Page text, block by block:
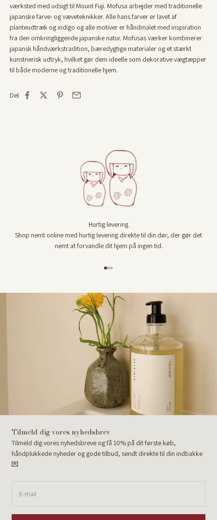
værksted med udsigt til Mount Fuji. Mofusa arbejder med traditionelle
japanske farve- og væveteknikker. Alle hans farver er lavet af
planteudtræk og indigo og alle motiver er håndmalet med inspiration
fra den omkringliggende japanske natur. Mofusas værker kombinerer
japansk håndværkstradition, bæredygtige materialer og et stærkt
kunstnerisk udtryk, hvilket gør dem ideelle som dekorative vægtæpper
til både moderne og traditionelle hjem.
Del
Hurtig levering
Shop nemt online med hurtig levering direkte til din dør, der gør det
nemt at forvandle dit hjem på ingen tid.
Tilmeld dig vores nyhedsbrev
Tilmeld dig vores nyhedsbreve og få 10% på dit første køb,
håndplukkede nyheder og gode tilbud, sendt direkte til din indbakke
💌
E-mail
Få 10% på din første ordre
hos Sakura Copenhagen
Og vær den første til at høre om særlige
fordele, nyheder og masser af japansk
inspiration.
Email
vi må sende dig nyheder og markedsføring. Du kan til enhver tid